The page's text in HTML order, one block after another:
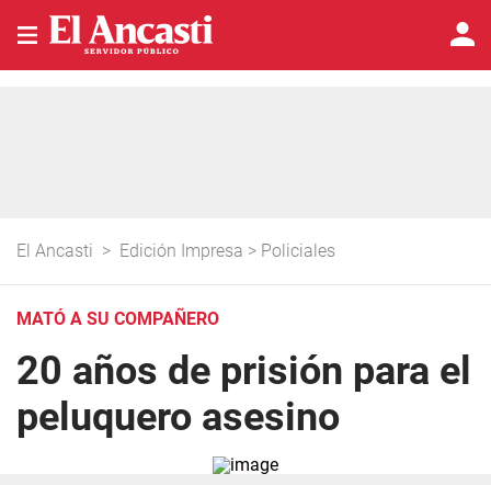
El Ancasti > Edición Impresa > Policiales
MATÓ A SU COMPAÑERO
20 años de prisión para el
peluquero asesino